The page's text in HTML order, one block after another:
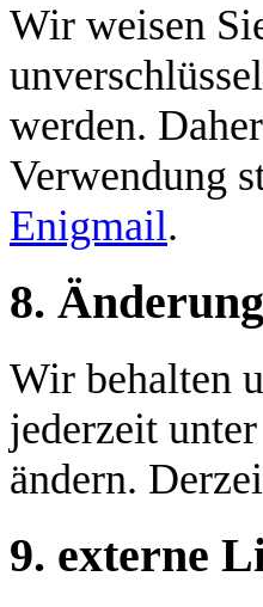
Wir weisen
werden.
Verwendung
Enigmail.
8.
Wir behalten
jederzeit
ändern.
9. externe